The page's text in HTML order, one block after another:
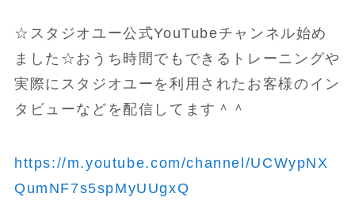
☆スタジオユー公式YouTubeチャンネル始め
ました☆おうち時間でもできるトレーニングや
実際にスタジオユーを利用されたお客様のイン
タビューなどを配信してます＾＾
https://m.youtube.com/channel/UCWypNX
QumNF7s5spMyUUgxQ